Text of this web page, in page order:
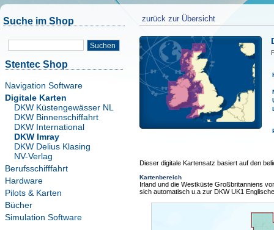
Suche im Shop
Suchen
Stentec Shop
Navigation Software
Digitale Karten
DKW Küstengewässer NL
DKW Binnenschiffahrt
DKW International
DKW Imray
DKW Delius Klasing
NV-Verlag
Berufsschifffahrt
Hardware
Pilots & Karten
Bücher
Simulation Software
zurück zur Übersicht
Dieser digitale Kartensatz basiert auf den
Kartenbereich
Irland und die Westküste Großbritanniens
sich automatisch u.a zur DKW UK1